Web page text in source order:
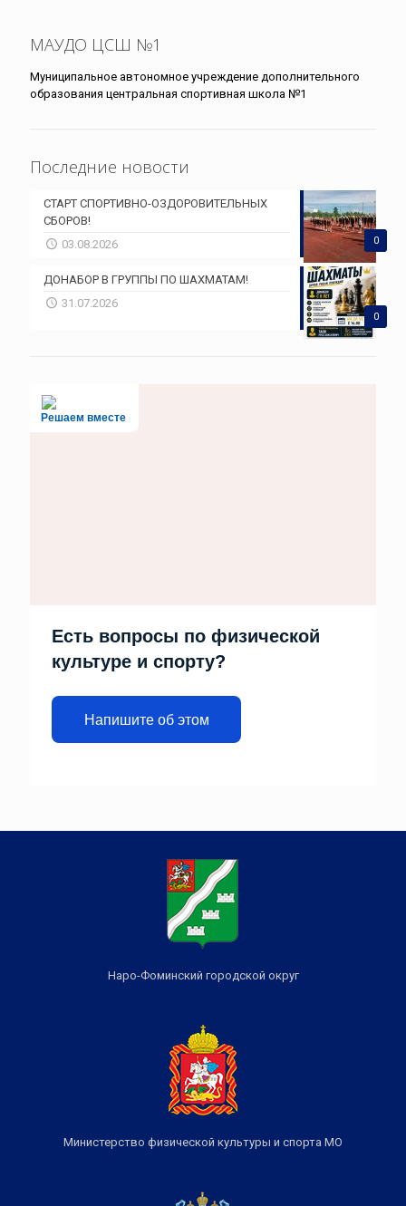
МАУДО ЦСШ №1
Муниципальное автономное учреждение дополнительного
образования центральная спортивная школа №1
Последние новости
0
СТАРТ СПОРТИВНО-ОЗДОРОВИТЕЛЬНЫХ
СБОРОВ!
03.08.2026
0
ДОНАБОР В ГРУППЫ ПО ШАХМАТАМ!
31.07.2026
Решаем вместе
Есть вопросы по физической
культуре и спорту?
Напишите об этом
Наро-Фоминский городской округ
Министерство физической культуры и спорта МО